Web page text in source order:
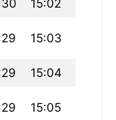
15:02
15:03
15:04
15:05